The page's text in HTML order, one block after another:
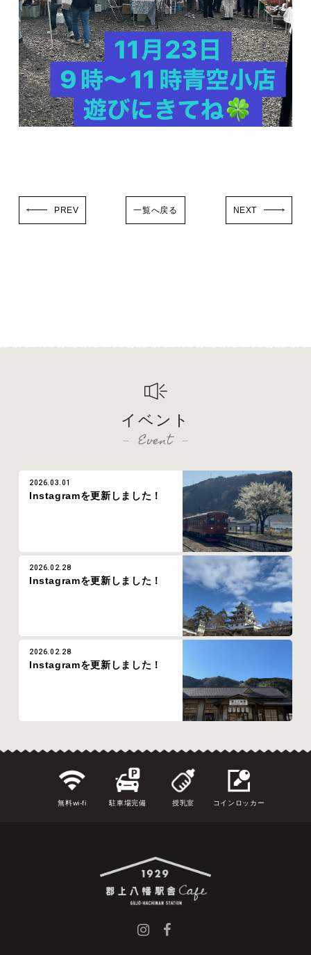
NEXT
一覧へ戻る
PREV
イベント
Event
2026.03.01
Instagramを更新しました！
2026.02.28
Instagramを更新しました！
2026.02.28
Instagramを更新しました！
無料wi-fi 駐車場完備 授乳室 コインロッカー